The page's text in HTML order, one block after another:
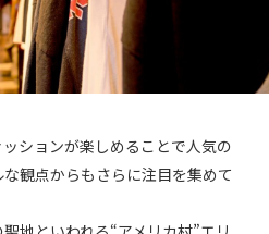
ションが楽しめることで人気の
観点からもさらに注目を集めて